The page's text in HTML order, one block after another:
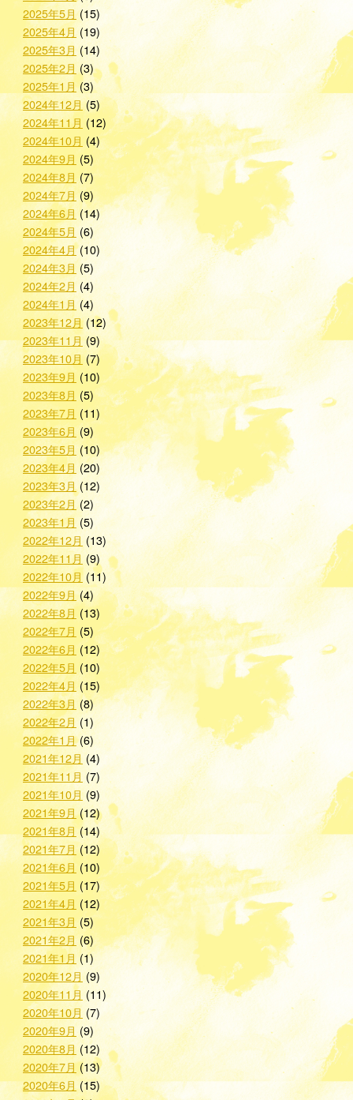
2025年5月(15)
2025年4月 (19)
2025年3月(14)
2025年2月 (3)
2025年1月(3)
2024年12月(5)
2024年11月 (12)
2024年10月 (4)
2024年9月 (5)
2024年8月(7)
2024年7月(9)
2024年6月 (14)
2024年5月 (6)
2024年4月(10)
2024年3月 (5)
2024年2月 (4)
2024年1月 (4)
2023年12月(12)
2023年11月(9)
2023年10月(7)
2023年9月 (10)
2023年8月 (5)
2023年7月 (11)
2023年6月(9)
2023年5月(10)
2023年4月(20)
2023年3月(12)
2023年2月(2)
2023年1月(5)
2022年12月 (13)
2022年11月 (9)
2022年10月 (11)
2022年9月(4)
2022年8月 (13)
2022年7月 (5)
2022年6月 (12)
2022年5月 (10)
2022年4月(15)
2022年3月 (8)
2022年2月(1)
2022年1月(6)
2021年12月 (4)
2021年11月 (7)
2021年10月(9)
2021年9月(12)
2021年8月(14)
2021年7月(12)
2021年6月 (10)
2021年5月 (17)
2021年4月 (12)
2021年3月(5)
2021年2月(6)
2021年1月 (1)
2020年12月(9)
2020年11月 (11)
2020年10月 (7)
2020年9月 (9)
2020年8月(12)
2020年7月(13)
2020年6月(15)